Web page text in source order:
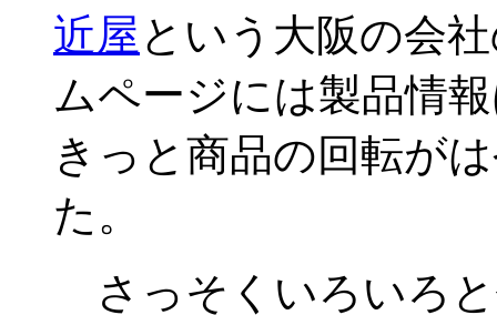
近屋 という大阪の会
ムページには製品情
きっと商品の回転が
た。
さっそくいろいろ